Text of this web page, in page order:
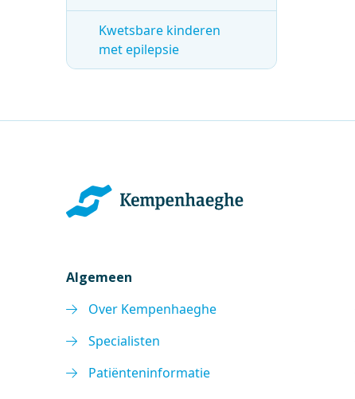
Kwetsbare kinderen
met epilepsie
Algemeen
Over Kempenhaeghe
Specialisten
Patiënteninformatie